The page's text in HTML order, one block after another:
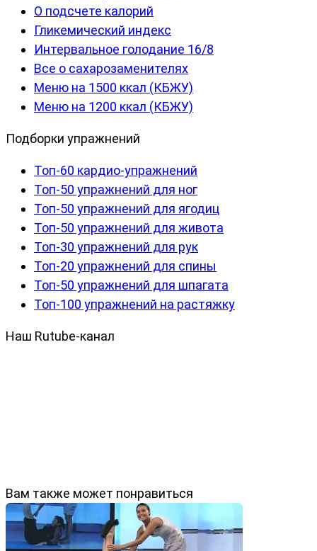
О подсчете калорий
Гликемический индекс
Интервальное голодание 16/8
Все о сахарозаменителях
Меню на 1500 ккал (КБЖУ)
Меню на 1200 ккал (КБЖУ)
Подборки упражнений
Топ-60 кардио-упражнений
Топ-50 упражнений для ног
Топ-50 упражнений для ягодиц
Топ-50 упражнений для живота
Топ-30 упражнений для рук
Топ-20 упражнений для спины
Топ-50 упражнений для шпагата
Топ-100 упражнений на растяжку
Наш Rutube-канал
Вам также может понравиться